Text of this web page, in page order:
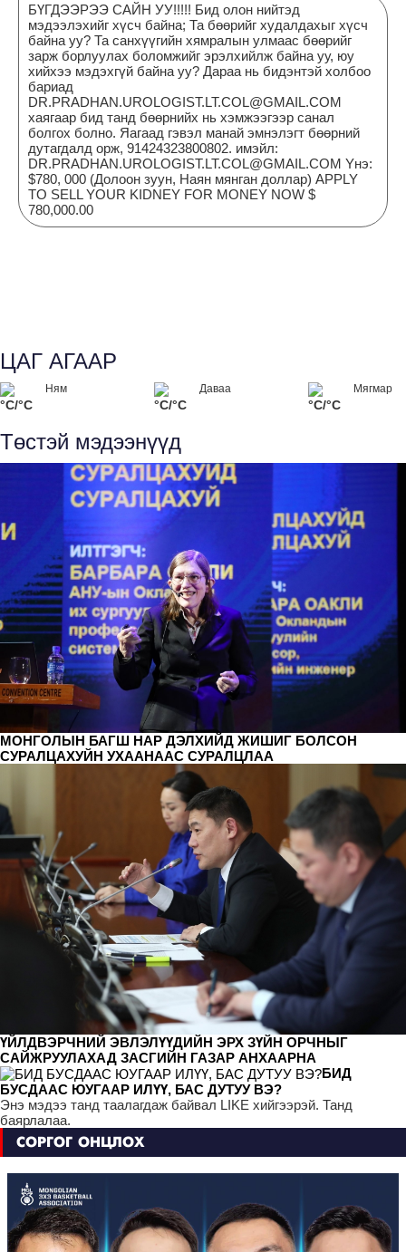
БҮГДЭЭРЭЭ САЙН УУ!!!!! Бид олон нийтэд
мэдээлэхийг хүсч байна; Та бөөрийг худалдахыг хүсч
байна уу? Та санхүүгийн хямралын улмаас бөөрийг
зарж борлуулах боломжийг эрэлхийлж байна уу, юу
хийхээ мэдэхгүй байна уу? Дараа нь бидэнтэй холбоо
бариад
DR.PRADHAN.UROLOGIST.LT.COL@GMAIL.COM
хаягаар бид танд бөөрнийх нь хэмжээгээр санал
болгох болно. Яагаад гэвэл манай эмнэлэгт бөөрний
дутагдалд орж, 91424323800802. имэйл:
DR.PRADHAN.UROLOGIST.LT.COL@GMAIL.COM Yнэ:
$780, 000 (Долоон зуун, Наян мянган доллар) APPLY
TO SELL YOUR KIDNEY FOR MONEY NOW $
780,000.00
ЦАГ АГААР
Ням
°C/°C
Даваа
°C/°C
Мягмар
°C/°C
Төстэй мэдээнүүд
МОНГОЛЫН БАГШ НАР ДЭЛХИЙД ЖИШИГ БОЛСОН
СУРАЛЦАХУЙН УХААНААС СУРАЛЦЛАА
ҮЙЛДВЭРЧНИЙ ЭВЛЭЛҮҮДИЙН ЭРХ ЗҮЙН ОРЧНЫГ
САЙЖРУУЛАХАД ЗАСГИЙН ГАЗАР АНХААРНА
БИД
БУСДААС ЮУГААР ИЛҮҮ, БАС ДУТУУ ВЭ?
Энэ мэдээ танд таалагдаж байвал LIKE хийгээрэй. Танд
баярлалаа.
СОРГОГ ОНЦЛОХ